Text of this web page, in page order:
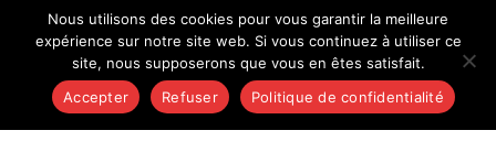
Nous utilisons des cookies pour vous garantir la meilleure
expérience sur notre site web. Si vous continuez à utiliser ce
site, nous supposerons que vous en êtes satisfait.
Accepter
Refuser Politique de confidentialité